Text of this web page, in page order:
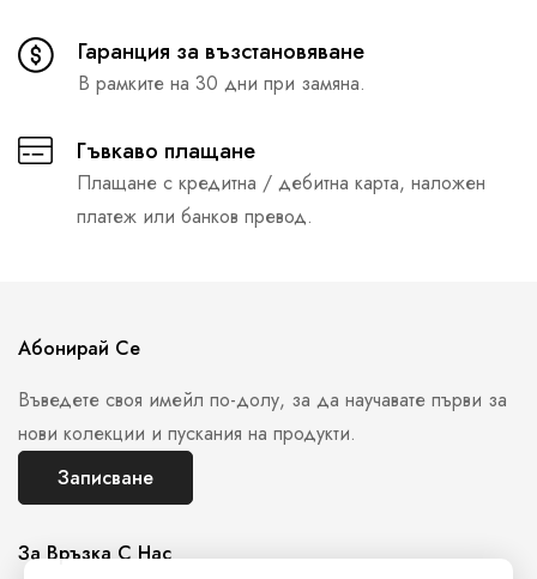
Гаранция за възстановяване
В рамките на 30 дни при замяна.
Гъвкаво плащане
Плащане с кредитна / дебитна карта, наложен
платеж или банков превод.
За Връзка С Нас
Абонирай Се
Въведете своя имейл по-долу, за да научавате първи за
нови колекции и пускания на продукти.
Записване